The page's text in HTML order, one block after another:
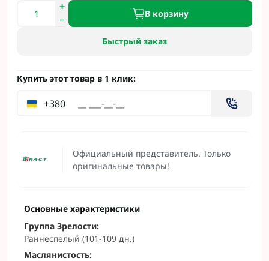
Официальный представитель. Только
оригинальные товары!
В корзину
Быстрый заказ
Купить этот товар в 1 клик:
+380
Основные характеристики
Группа Зрелости:
Раннеспелый (101-109 дн.)
Маслянистость: